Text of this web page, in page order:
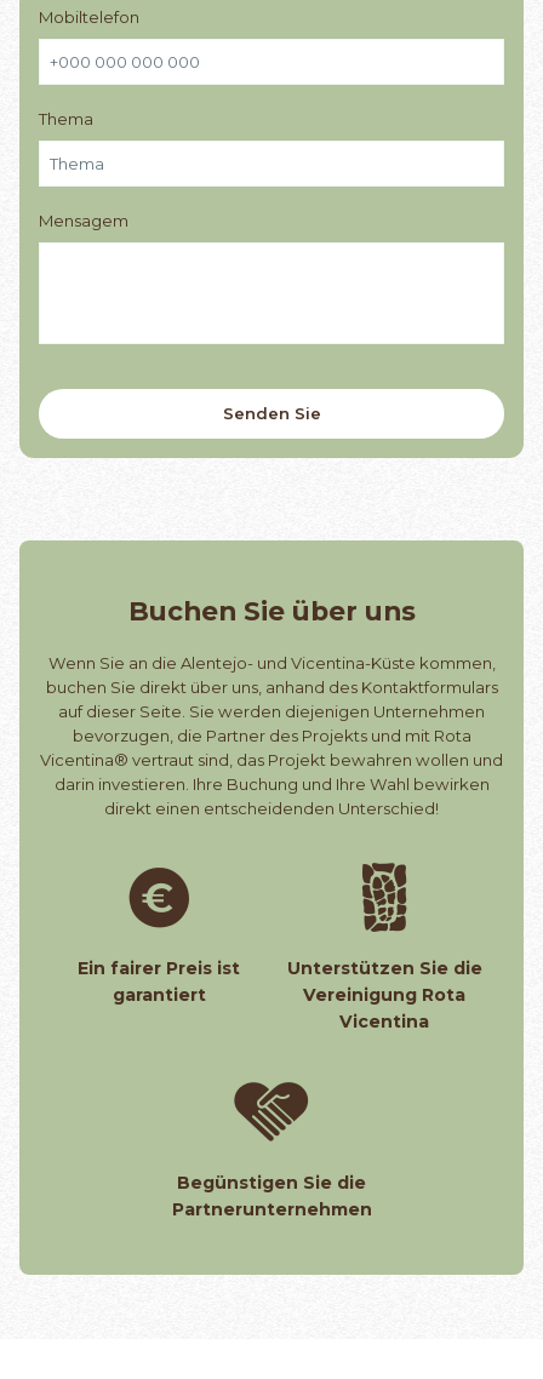
Mobiltelefon
Thema
Mensagem
Buchen Sie über uns
Wenn Sie an die Alentejo- und Vicentina-Küste kommen,
buchen Sie direkt über uns, anhand des Kontaktformulars
auf dieser Seite. Sie werden diejenigen Unternehmen
bevorzugen, die Partner des Projekts und mit Rota
Vicentina® vertraut sind, das Projekt bewahren wollen und
darin investieren. Ihre Buchung und Ihre Wahl bewirken
direkt einen entscheidenden Unterschied!
Ein fairer Preis ist
garantiert
Unterstützen Sie die
Vereinigung Rota
Vicentina
Begünstigen Sie die
Partnerunternehmen